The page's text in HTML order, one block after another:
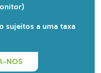
sujeitos a uma taxa
NOS